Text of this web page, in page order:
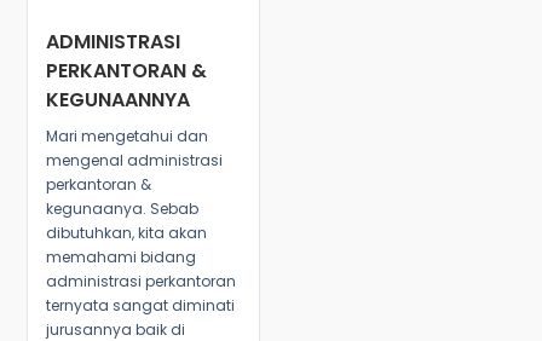
ADMINISTRASI
PERKANTORAN &
KEGUNAANNYA
Mari mengetahui dan
mengenal administrasi
perkantoran &
kegunaanya. Sebab
dibutuhkan, kita akan
memahami bidang
administrasi perkantoran
ternyata sangat diminati
jurusannya baik di